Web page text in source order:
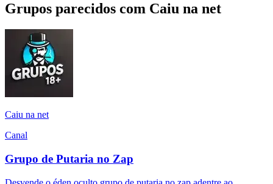
Grupos parecidos com Caiu na net
Caiu na net
Canal
Grupo de Putaria no Zap